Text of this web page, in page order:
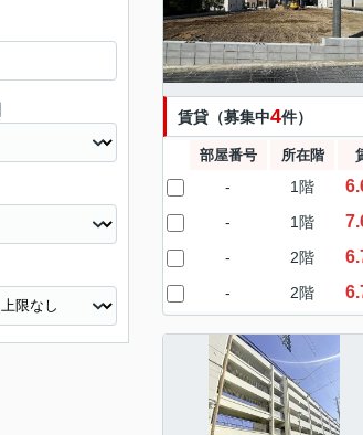
賃貸（募集中4件）
部屋番号 所在階
- 1階
- 1階
- 2階
- 2階